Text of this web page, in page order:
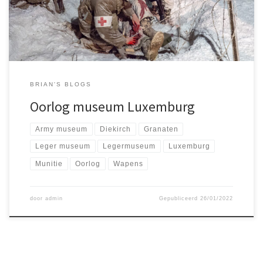
rondgelopen.
BRIAN'S BLOGS
Oorlog museum Luxemburg
Army museum Diekirch Granaten
Leger museum Legermuseum Luxemburg
Munitie Oorlog Wapens
door admin Gepubliceerd 26/01/2022